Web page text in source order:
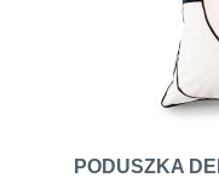
PODUSZKA